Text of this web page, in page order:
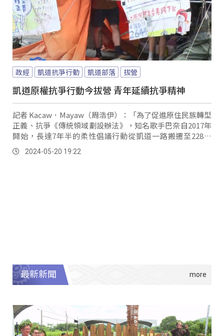
政經 凱道抗爭行動 凱道部落 拔營
凱道原權抗爭行動今拔營 青年延續抗爭精神
記者 Kacaw．Mayaw（周浩伊）：「為了促進原住民族轉型
正義、抗爭《傳統領域劃設辦法》，知名歌手巴奈自2017年
開始，長達7年半的柔性倡議行動從凱道一路搬遷至228公
園；就在520這天，許多青年也都自動自發地前來協助整
理，結束了2644天的凱道抗爭行動。
2024-05-20 19:22
最新新聞